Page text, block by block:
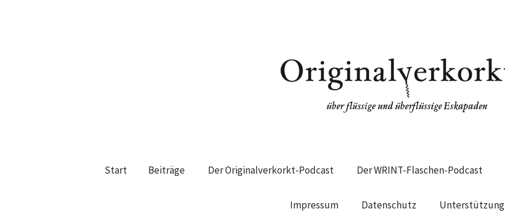
Start Beiträge Der Originalverkorkt-Podcast Der WRINT-Flaschen-Podcast
Impressum Datenschutz Unterstützung